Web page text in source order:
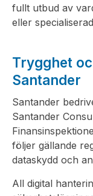
fullt utbud av
eller
Trygghet
Santander
Santander
Santander
följer gällande
dataskydd och
All digital